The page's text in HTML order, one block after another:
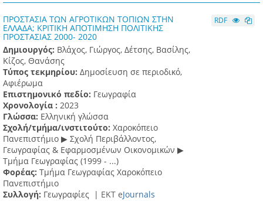
ΠΡΟΣΤΑΣΙΑ ΤΩΝ ΑΓΡΟΤΙΚΩΝ ΤΟΠΙΩΝ ΣΤΗΝ
ΕΛΛΑΔΑ; ΚΡΙΤΙΚΗ ΑΠΟΤΙΜΗΣΗ ΠΟΛΙΤΙΚΗΣ
ΠΡΟΣΤΑΣΙΑΣ 2000- 2020
Δημιουργός: Βλάχος, Γιώργος, Δέτσης, Βασίλης,
Κίζος, Θανάσης
Τύπος τεκμηρίου: Δημοσίευση σε περιοδικό,
Αφιέρωμα
Επιστημονικό πεδίο: Γεωγραφία
Χρονολογία : 2023
Γλώσσα: Ελληνική γλώσσα
Σχολή/τμήμα/ινστιτούτο: Χαροκόπειο
Πανεπιστήμιο ▶ Σχολή Περιβάλλοντος,
Γεωγραφίας & Εφαρμοσμένων Οικονομικών ▶
Τμήμα Γεωγραφίας (1999 - ...)
Φορέας: Τμήμα Γεωγραφίας Χαροκόπειο
Πανεπιστήμιο
Συλλογή: Γεωγραφίες | ΕΚΤ eJournals
RDF